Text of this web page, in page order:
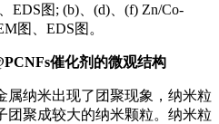
EDS图; (b)、(d)、(f) Zn/Co-
图、EDS图。
催化剂的微观结构
属纳米出现了团聚现象，纳米粒
团聚成较大的纳米颗粒。纳米粒